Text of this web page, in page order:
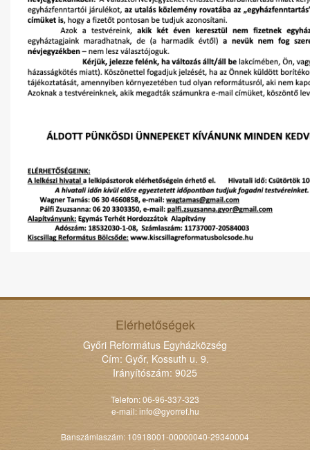
Elérhetőségek
Győri Református Egyházközség
Cím: Győr, Kossuth u. 9.
Irányítószám: 9025
Telefon: 06-96-337-323
e-mail:info@gyorref.hu
Banszámlaszám: 10918001-00000040-29340004